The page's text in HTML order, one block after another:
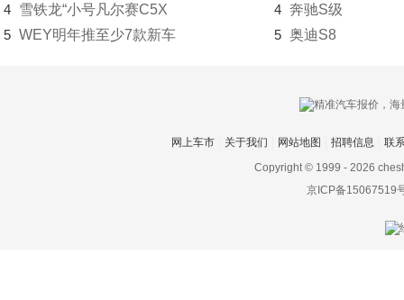
4 雪铁龙“小号凡尔赛C5X
5 WEY明年推至少7款新车
4 奔驰S级
5 奥迪S8
网上车市 关于我们 网站地图 招聘信息
联
Copyright © 1999 - 2026
京ICP备15067519